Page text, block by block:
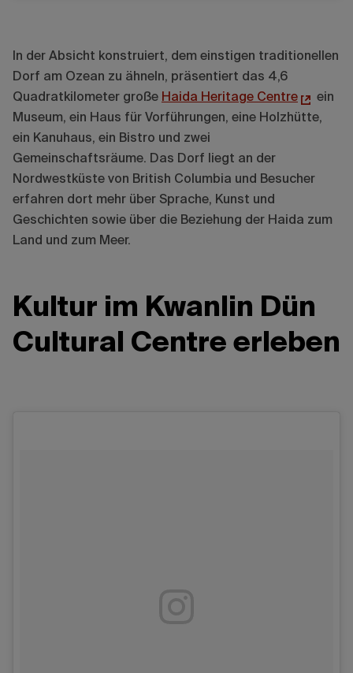
In der Absicht konstruiert, dem einstigen traditionellen
Dorf am Ozean zu ähneln, präsentiert das 4,6
Quadratkilometer große Haida Heritage Centre
ein
Museum, ein Haus für Vorführungen, eine Holzhütte,
ein Kanuhaus, ein Bistro und zwei
Gemeinschaftsräume. Das Dorf liegt an der
Nordwestküste von British Columbia und Besucher
erfahren dort mehr über Sprache, Kunst und
Geschichten sowie über die Beziehung der Haida zum
Land und zum Meer.
Kultur im Kwanlin Dün
Cultural Centre erleben